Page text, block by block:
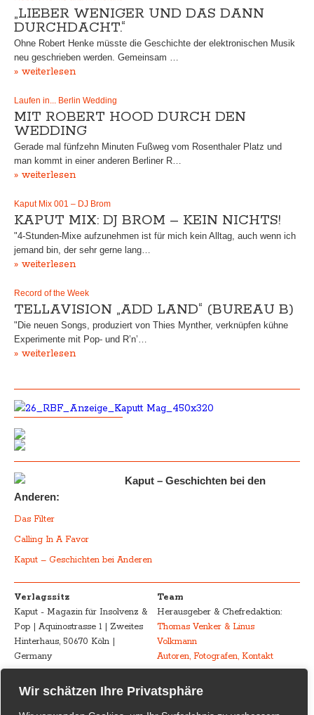
Wir schätzen Ihre Privatsphäre
„LIEBER WENIGER UND DAS DANN
DURCHDACHT.“
Ohne Robert Henke müsste die Geschichte der elektronischen Musik
neu geschrieben werden. Gemeinsam …
» weiterlesen
Laufen in... Berlin Wedding
MIT ROBERT HOOD DURCH DEN
WEDDING
Gerade mal fünfzehn Minuten Fußweg vom Rosenthaler Platz und
man kommt in einer anderen Berliner R…
» weiterlesen
Kaput Mix 001 – DJ Brom
KAPUT MIX: DJ BROM – KEIN NICHTS!
"4-Stunden-Mixe aufzunehmen ist für mich kein Alltag, auch wenn ich
jemand bin, der sehr gerne lang…
» weiterlesen
Record of the Week
TELLAVISION „ADD LAND“ (BUREAU B)
"Die neuen Songs, produziert von Thies Mynther, verknüpfen kühne
Experimente mit Pop- und R’n’…
» weiterlesen
Kaput – Geschichten bei den
Anderen:
Das Filter
Calling In A Favor
Kaput – Geschichten bei Anderen
Verlagssitz
Kaput - Magazin für Insolvenz &
Pop | Aquinostrasse 1 | Zweites
Hinterhaus, 50670 Köln |
Germany
Team
Herausgeber & Chefredaktion:
Thomas Venker & Linus
Volkmann
Autoren, Fotografen, Kontakt
Advertising
Impressum – Legal